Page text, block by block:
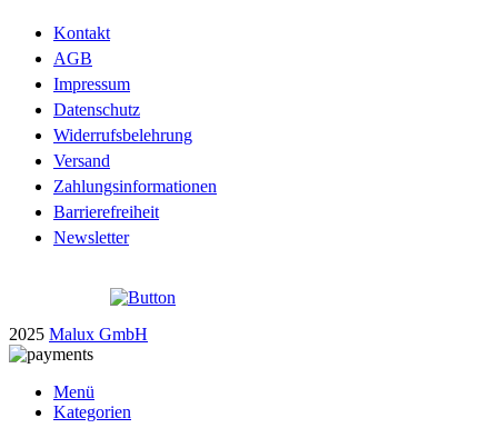
Kontakt
AGB
Impressum
Datenschutz
Widerrufsbelehrung
Versand
Zahlungsinformationen
Barrierefreiheit
Newsletter
2025 Malux GmbH
Menü
Kategorien